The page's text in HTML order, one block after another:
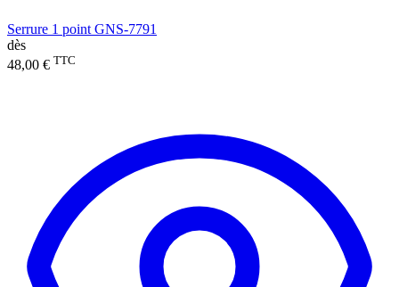
Serrure 1 point GNS-7791
dès
48,00 € TTC